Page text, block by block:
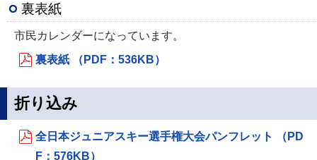
裏表紙
市民カレンダーになっています。
裏表紙 （PDF：536KB）
折り込み
全日本ジュニアスキー選手権大会パンフレット （PD
F：576KB）